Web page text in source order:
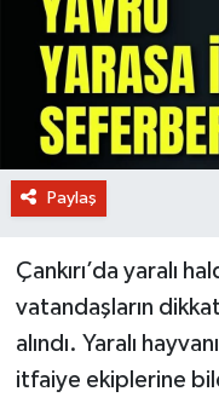
Paylaş
Çankırı’da yaralı
vatandaşların
alındı. Yaralı
itfaiye ekiplerine